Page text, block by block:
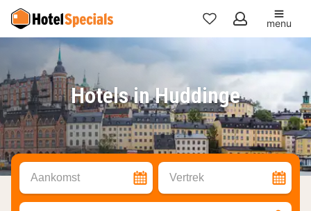
Mijn
menu
Hotels in Huddinge
Aankomst Vertrek